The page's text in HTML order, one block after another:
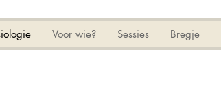
Voor wie? Sessies Bregje